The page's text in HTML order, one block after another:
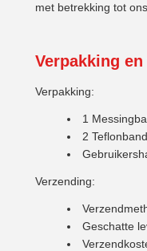
met betrekking tot
Verpakking
Verpakking:
1
2
Verzending:
Geschatte